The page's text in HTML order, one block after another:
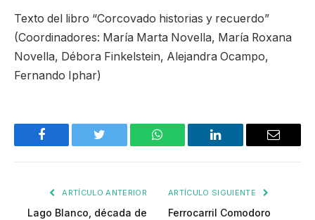
Texto del libro “Corcovado historias y recuerdo”
(Coordinadores: María Marta Novella, María Roxana
Novella, Débora Finkelstein, Alejandra Ocampo,
Fernando Iphar)
Facebook Twitter WhatsApp LinkedIn Email
ARTÍCULO ANTERIOR
Lago Blanco, década de
ARTÍCULO SIGUIENTE
Ferrocarril Comodoro